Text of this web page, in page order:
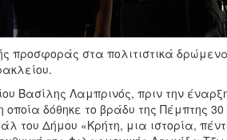
προσφοράς στα πολιτιστικά
Βασίλης Λαμπρινός, πριν την
δόθηκε το βράδυ της Πέμπτης
του Δήμου «Κρήτη, μια ιστορία,